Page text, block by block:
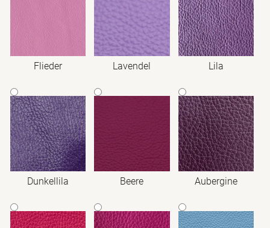
Flieder Lavendel Lila
Dunkellila Beere Aubergine